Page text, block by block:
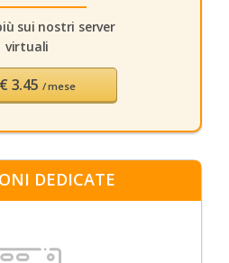
sui nostri server
virtuali
€ 3.45 / mese
DEDICATE